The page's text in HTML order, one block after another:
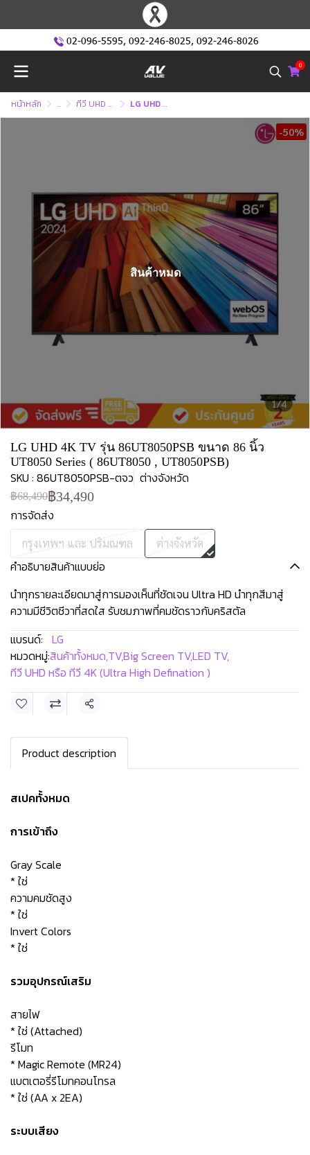
02-096-5595, 092-246-8025, 092-246-8026
0
หน้าหลัก ... ทีวี UHD หรือ ทีวี 4K (Ultra High Defination ) LG UHD 4K TV รุ่น 86UT8050PSB ขนาด 86 นิ้ว UT8050 Series ( 86UT8050 , UT8050PSB)
1/4
-50%
สินค้าหมด
LG UHD 4K TV รุ่น 86UT8050PSB ขนาด 86 นิ้ว
UT8050 Series ( 86UT8050 , UT8050PSB)
SKU : 86UT8050PSB-ตจว ต่างจังหวัด
฿68,490฿34,490
การจัดส่ง
กรุงเทพฯ และ ปริมณฑล ต่างจังหวัด
คำอธิบายสินค้าแบบย่อ
นำทุกรายละเอียดมาสู่การมองเห็นที่ชัดเจน Ultra HD นำทุกสีมาสู่
ความมีชีวิตชีวาที่สดใส รับชมภาพที่คมชัดราวกับคริสตัล
แบรนด์: LG
หมวดหมู่:สินค้าทั้งหมด,TV,Big Screen TV,LED TV,
ทีวี UHD หรือ ทีวี 4K (Ultra High Defination )
แชร์
Product description
สเปคทั้งหมด
การเข้าถึง
Gray Scale
* ใช่
ความคมชัดสูง
* ใช่
Invert Colors
* ใช่
รวมอุปกรณ์เสริม
สายไฟ
* ใช่ (Attached)
รีโมท
* Magic Remote (MR24)
แบตเตอรี่รีโมทคอนโทรล
* ใช่ (AA x 2EA)
ระบบเสียง